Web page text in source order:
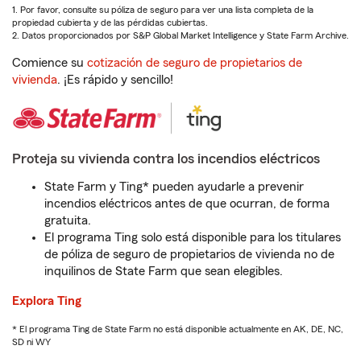
1. Por favor, consulte su póliza de seguro para ver una lista completa de la
propiedad cubierta y de las pérdidas cubiertas.
2. Datos proporcionados por S&P Global Market Intelligence y State Farm Archive.
Comience su cotización de seguro de propietarios de
vivienda. ¡Es rápido y sencillo!
Proteja su vivienda contra los incendios eléctricos
State Farm y Ting* pueden ayudarle a prevenir
incendios eléctricos antes de que ocurran, de forma
gratuita.
El programa Ting solo está disponible para los titulares
de póliza de seguro de propietarios de vivienda no de
inquilinos de State Farm que sean elegibles.
Explora Ting
* El programa Ting de State Farm no está disponible actualmente en AK, DE, NC,
SD ni WY